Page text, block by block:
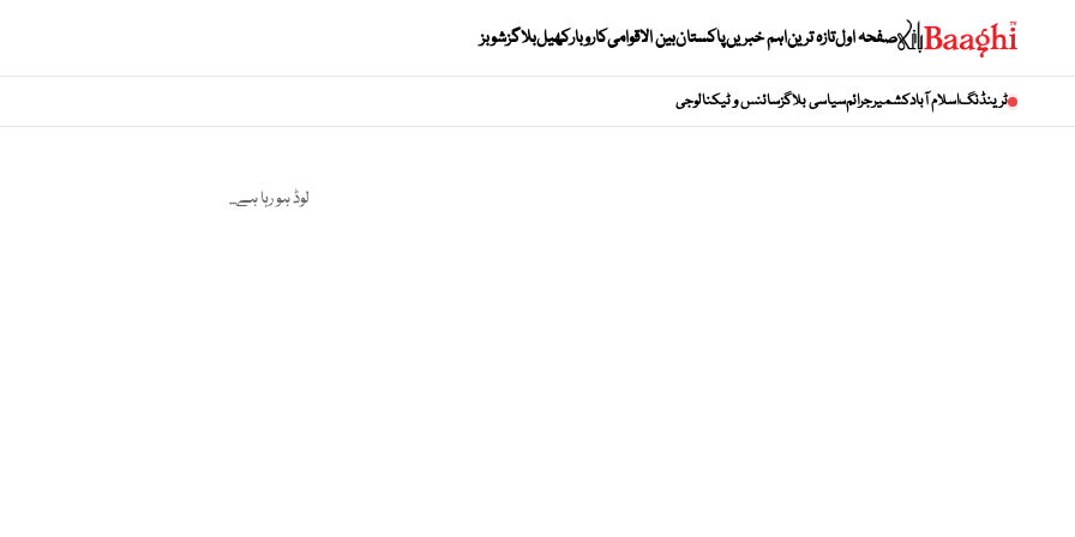
صفحہ اولتازہ تریناہم خبریںپاکستانبین الاقوامیکاروبارکھیلبلاگزشوبز
ٹرینڈنگاسلام آبادکشمیرجرائمسیاسی بلاگزسائنس و ٹیکنالوجی
لوڈ ہو رہا ہے...